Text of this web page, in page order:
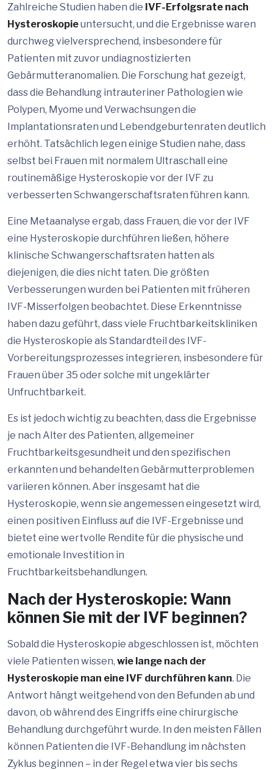
Zahlreiche Studien haben die IVF-Erfolgsrate nach
Hysteroskopieuntersucht, und die Ergebnisse waren
durchweg vielversprechend, insbesondere für
Patienten mit zuvor undiagnostizierten
Gebärmutteranomalien. Die Forschung hat gezeigt,
dass die Behandlung intrauteriner Pathologien wie
Polypen, Myome und Verwachsungen die
Implantationsraten und Lebendgeburtenraten deutlich
erhöht. Tatsächlich legen einige Studien nahe, dass
selbst bei Frauen mit normalem Ultraschall eine
routinemäßige Hysteroskopie vor der IVF zu
verbesserten Schwangerschaftsraten führen kann.
Eine Metaanalyse ergab, dass Frauen, die vor der IVF
eine Hysteroskopie durchführen ließen, höhere
klinische Schwangerschaftsraten hatten als
diejenigen, die dies nicht taten. Die größten
Verbesserungen wurden bei Patienten mit früheren
IVF-Misserfolgen beobachtet. Diese Erkenntnisse
haben dazu geführt, dass viele Fruchtbarkeitskliniken
die Hysteroskopie als Standardteil des IVF-
Vorbereitungsprozesses integrieren, insbesondere für
Frauen über 35 oder solche mit ungeklärter
Unfruchtbarkeit.
Es ist jedoch wichtig zu beachten, dass die Ergebnisse
je nach Alter des Patienten, allgemeiner
Fruchtbarkeitsgesundheit und den spezifischen
erkannten und behandelten Gebärmutterproblemen
variieren können. Aber insgesamt hat die
Hysteroskopie, wenn sie angemessen eingesetzt wird,
einen positiven Einfluss auf die IVF-Ergebnisse und
bietet eine wertvolle Rendite für die physische und
emotionale Investition in
Fruchtbarkeitsbehandlungen.
Nach der Hysteroskopie: Wann
können Sie mit der IVF beginnen?
Sobald die Hysteroskopie abgeschlossen ist, möchten
viele Patienten wissen, wie lange nach der
Hysteroskopie man eine IVF durchführen kann. Die
Antwort hängt weitgehend von den Befunden ab und
davon, ob während des Eingriffs eine chirurgische
Behandlung durchgeführt wurde. In den meisten Fällen
können Patienten die IVF-Behandlung im nächsten
Zyklus beginnen – in der Regel etwa vier bis sechs